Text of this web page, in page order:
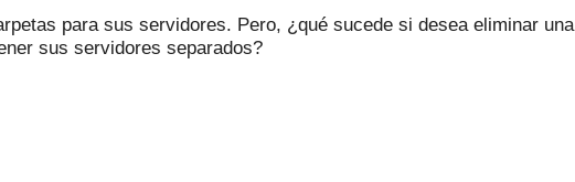
para sus servidores. Pero, ¿qué sucede si desea eliminar una
sus servidores separados?